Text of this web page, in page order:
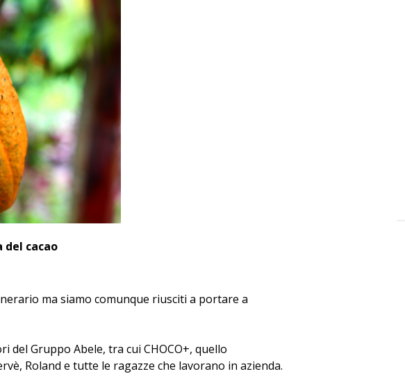
cacao
ma siamo comunque riusciti a portare a
Gruppo Abele, tra cui CHOCO+, quello
Roland e tutte le ragazze che lavorano in azienda.